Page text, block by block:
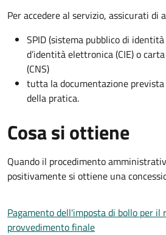
Per accedere al servizio, assicurati di
SPID (sistema pubblico di
d’identità elettronica (CIE) o
(CNS)
tutta la documentazione
della pratica.
Cosa si ottiene
Quando il procedimento
positivamente si ottiene una
Pagamento dell'imposta di bollo per il
provvedimento finale